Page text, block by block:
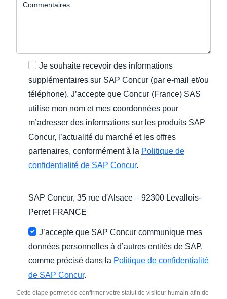
Je souhaite recevoir des informations
supplémentaires sur SAP Concur (par e-mail et/ou
téléphone). J’accepte que Concur (France) SAS
utilise mon nom et mes coordonnées pour
m’adresser des informations sur les produits SAP
Concur, l’actualité du marché et les offres
partenaires, conformément à la Politique de
confidentialité de SAP Concur.
SAP Concur, 35 rue d'Alsace – 92300 Levallois-
Perret FRANCE
J’accepte que SAP Concur communique mes
données personnelles à d’autres entités de SAP,
comme précisé dans la Politique de confidentialité
de SAP Concur.
Cette étape permet de confirmer votre statut de visiteur humain afin de